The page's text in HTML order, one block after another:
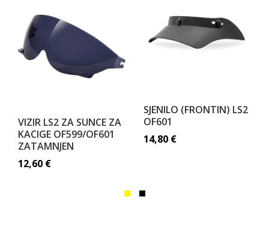
VIZIR LS2 ZA SUNCE ZA
KACIGE OF599/OF601
ZATAMNJEN
12,60 €
SJENILO (FRONTIN) LS2
OF601
14,80 €